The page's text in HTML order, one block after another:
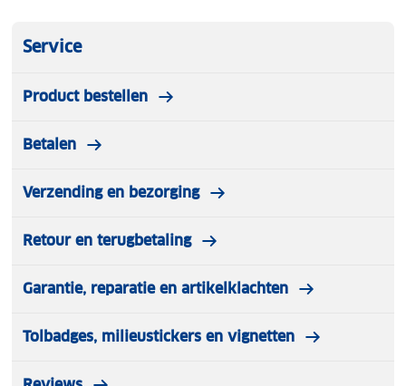
Service
Product bestellen
Betalen
Verzending en bezorging
Retour en terugbetaling
Garantie, reparatie en artikelklachten
Tolbadges, milieustickers en vignetten